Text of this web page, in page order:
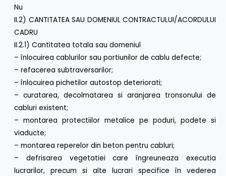
Nu
II.2) CANTITATEA SAU DOMENIUL CONTRACTULUI/ACORDULUI
CADRU
II.2.1) Cantitatea totala sau domeniul
– înlocuirea cablurilor sau portiunilor de cablu defecte;
– refacerea subtraversarilor;
– înlocuirea pichetilor autostop deteriorati;
– curatarea, decolmatarea si aranjarea tronsonului de
cabluri existent;
– montarea protectiilor metalice pe poduri, podete si
viaducte;
– montarea reperelor din beton pentru cabluri;
– defrisarea vegetatiei care îngreuneaza executia
lucrarilor, precum si alte lucrari specifice în vederea